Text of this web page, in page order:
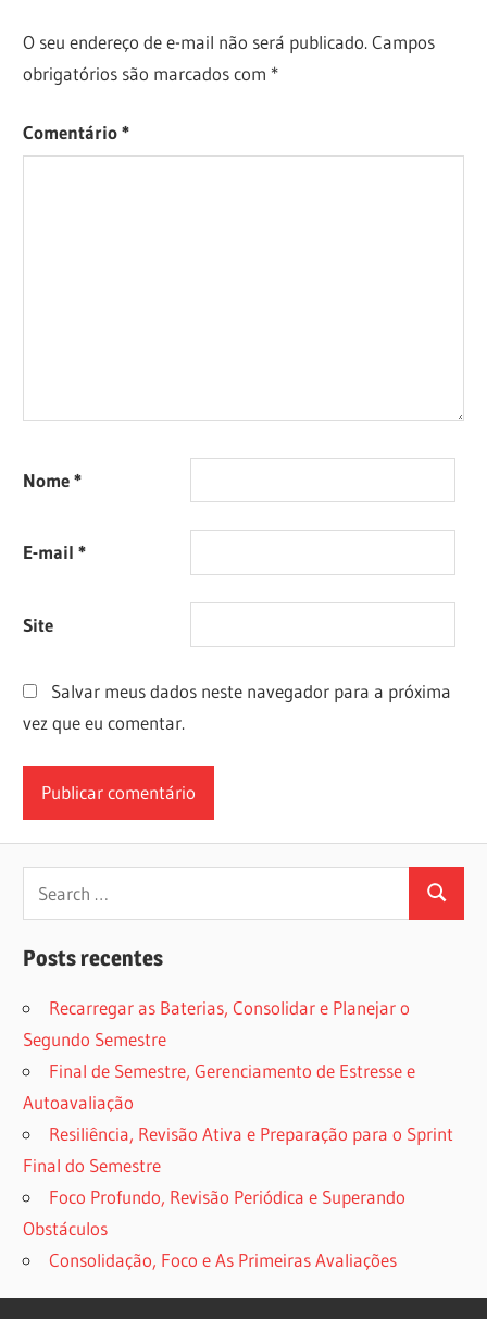
O seu endereço de e-mail não será publicado. Campos
obrigatórios são marcados com *
Comentário*
Nome*
E-mail*
Site
Salvar meus dados neste navegador para a próxima
vez que eu comentar.
Search
Posts recentes
Recarregar as Baterias, Consolidar e Planejar o
Segundo Semestre
Final de Semestre, Gerenciamento de Estresse e
Autoavaliação
Resiliência, Revisão Ativa e Preparação para o Sprint
Final do Semestre
Foco Profundo, Revisão Periódica e Superando
Obstáculos
Consolidação, Foco e As Primeiras Avaliações